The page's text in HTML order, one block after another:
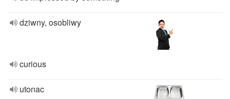
dziwny, osobliwy
curious
utonac